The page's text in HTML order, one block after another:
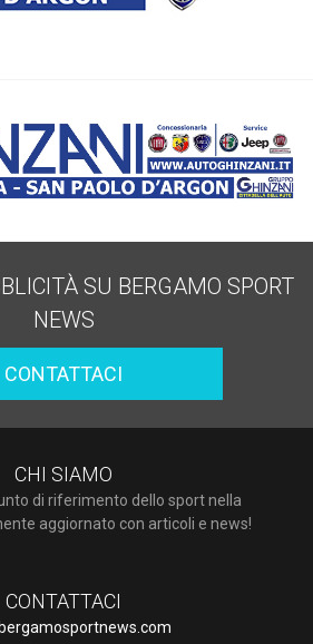
SU BERGAMO SPORT
NEWS
CONTATTACI
CHI SIAMO
di riferimento dello sport nella
aggiornato con articoli e news!
CONTATTACI